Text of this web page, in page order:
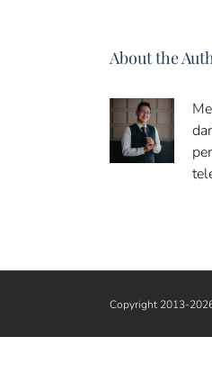
About the
Copyright 2013-